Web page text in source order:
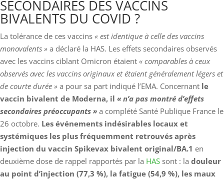
SECONDAIRES DES VACCINS
BIVALENTS DU COVID ?
La tolérance de ces vaccins « est identique à celle des vaccins
monovalents » a déclaré la HAS. Les effets secondaires observés
avec les vaccins ciblant Omicron étaient « comparables à ceux
observés avec les vaccins originaux et étaient généralement légers et
de courte durée » a pour sa part indiqué l’EMA. Concernant le
vaccin bivalent de Moderna, il « n’a pas montré d’effets
secondaires préoccupants » a complété Santé Publique France le
26 octobre. Les événements indésirables locaux et
systémiques les plus fréquemment retrouvés après
injection du vaccin Spikevax bivalent original/BA.1 en
deuxième dose de rappel rapportés par la HAS sont : la douleur
au point d’injection (77,3 %), la fatigue (54,9 %), les maux